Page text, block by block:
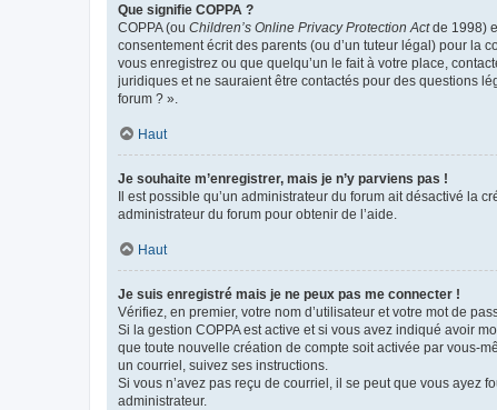
Que signifie COPPA ?
COPPA (ou Children’s Online Privacy Protection Actde 1998)
consentement écrit des parents (ou d’un tuteur légal) pour la
vous enregistrez ou que quelqu’un le fait à votre place,
juridiques et ne sauraient être contactés pour des questions
forum ? ».
Haut
Je souhaite m’enregistrer, mais je n’y parviens pas !
Il est possible qu’un administrateur du forum ait désactivé la
administrateur du forum pour obtenir de l’aide.
Haut
Je suis enregistré mais je ne peux pas me connecter !
Vérifiez, en premier, votre nom d’utilisateur et votre mot de
Si la gestion COPPA est active et si vous avez indiqué avoir
que toute nouvelle création de compte soit activée par vous-
un courriel, suivez ses instructions.
Si vous n’avez pas reçu de courriel, il se peut que vous ayez
administrateur.